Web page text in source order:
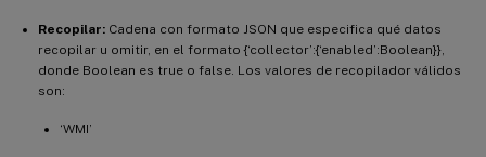
Recopilar: Cadena con formato JSON que especifica qué datos
recopilar u omitir, en el formato {‘collector’:{‘enabled’:Boolean}},
donde Boolean es true o false. Los valores de recopilador válidos
son:
‘WMI’